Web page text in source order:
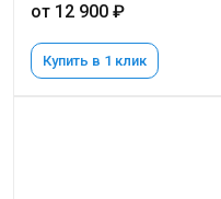
от 12 900 ₽
Купить в 1 клик